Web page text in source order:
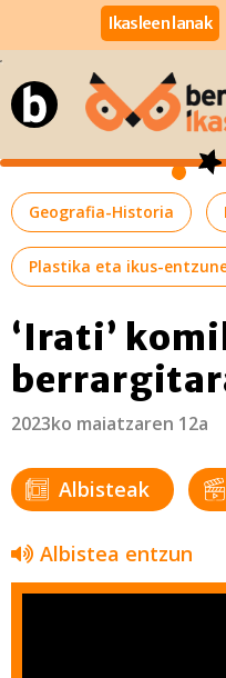
Ikasleen lanak
Geografia-Historia
Plastika eta ikus-
‘Irati’
2023ko maiatzaren 12a
Albisteak
Albistea entzun